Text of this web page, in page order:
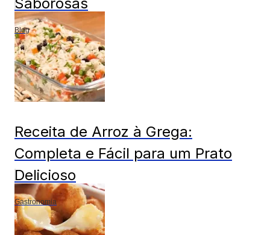
Blog
Receita de Arroz à Grega:
Completa e Fácil para um Prato
Delicioso
Gastronomia